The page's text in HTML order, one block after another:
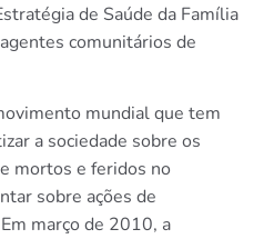
de Saúde da Família
comunitários de
mundial que tem
a sociedade sobre os
mortos e feridos no
sobre ações de
março de 2010, a